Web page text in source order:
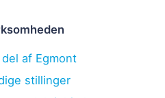
del af Egmont
stillinger